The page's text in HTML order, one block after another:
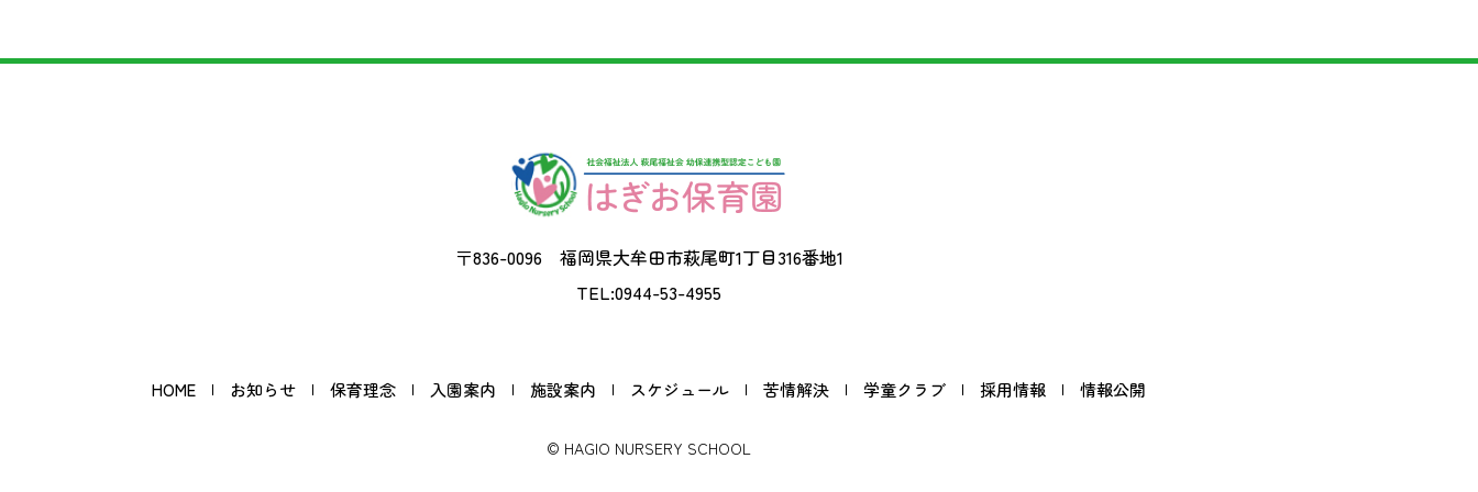
〒836-0096 福岡県大牟田市萩尾町1丁目316番地1
TEL:0944-53-4955
HOME お知らせ 保育理念 入園案内 施設案内 スケジュール 苦情解決 学童クラブ 採用情報 情報公開
©︎ HAGIO NURSERY SCHOOL